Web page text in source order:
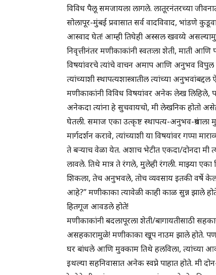
विविध पैलू समजायला लागले. लातूरनंतरच्या
सोलापूर-मुंबई प्रवासात सर्व वादविवाद, भांडणे
आस्वाद घेत! आम्ही तिघेही अस्सल खवय्ये
निवृत्तीनंतर मणीकाकांनी स्वतःला शेती, माती
विषयांवरचे त्यांचे वाचन अमाप आणि अनुभव विपुल
त्यांच्याशी स्थापत्यशास्त्रातील त्यांच्या
मणीकाकांनी विविध विषयांवर अनेक लेख लिहिले,
अनेकदा त्यांना हे सुचवायचो, मी लेखनिक होतो
घेतली. समाज एका उत्कृष्ट स्थापत्य-अनुभव-
मार्गदर्शन करावे, त्यांच्याशी या विषयांवर गप्पा
ते बऱ्याच वेळा येत. अशाच भेटीत एकदा/दोनदा मी
लावले. तिथे मात्र ते रंगले, मुलेही रंगली. माझ्या एका
शिकला, तेच अनुभवले, तोच व्यवसाय इतकी वर्षे
आहे?” मणीकाका त्यावेळी काही काळ सुन्न झाले
हितगूज आवडले होते!
मणीकाकांनी बदलापूरला शेती/बागायतीसाठी
असहकारामुळे! मणीकाका खूप नाउम झाले होते. पण
घर बांधले आणि मुक्काम तिथे हलविला, त्यांच्या
इथल्या सहनिवासात अनेक स्वप्ने पाहात होते. मी